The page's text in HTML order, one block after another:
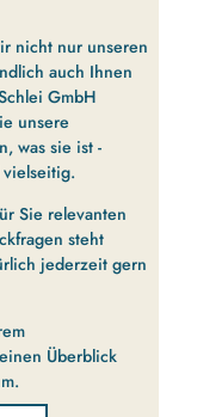
nicht nur unseren
auch Ihnen
GmbH
unsere
was sie ist -
Sie relevanten
steht
jederzeit gern
Überblick